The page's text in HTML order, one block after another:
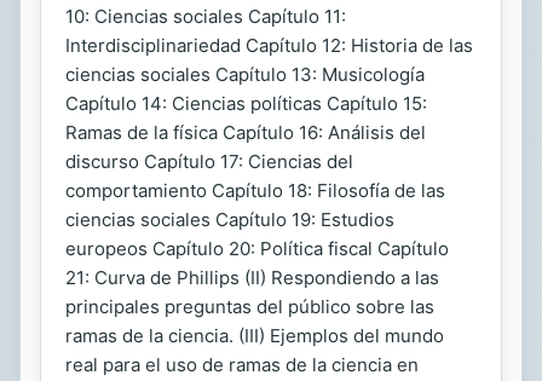
10: Ciencias sociales Capítulo 11:
Interdisciplinariedad Capítulo 12: Historia de las
ciencias sociales Capítulo 13: Musicología
Capítulo 14: Ciencias políticas Capítulo 15:
Ramas de la física Capítulo 16: Análisis del
discurso Capítulo 17: Ciencias del
comportamiento Capítulo 18: Filosofía de las
ciencias sociales Capítulo 19: Estudios
europeos Capítulo 20: Política fiscal Capítulo
21: Curva de Phillips (II) Respondiendo a las
principales preguntas del público sobre las
ramas de la ciencia. (III) Ejemplos del mundo
real para el uso de ramas de la ciencia en